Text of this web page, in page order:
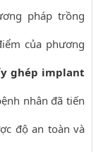
pháp trồng
của phương
ghép implant
nhân đã tiến
độ an toàn và